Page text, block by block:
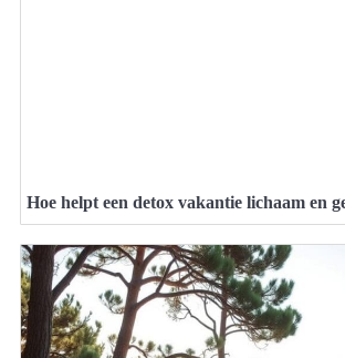
Hoe helpt een detox vakantie lichaam en